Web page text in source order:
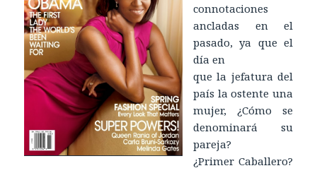
connotaciones
ancladas en el
pasado, ya que el
día en
que la jefatura del
país la ostente una
mujer, ¿Cómo se
denominará su
pareja?
¿Primer Caballero?